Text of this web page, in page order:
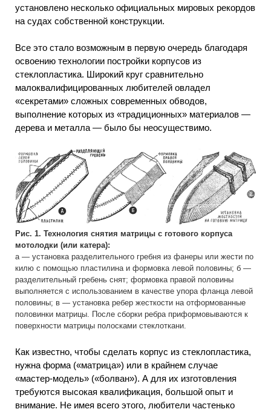
установлено несколько официальных мировых рекордов
на судах собственной конструкции.
Все это стало возможным в первую очередь благодаря
освоению технологии постройки корпусов из
стеклопластика. Широкий круг сравнительно
малоквалифицированных любителей овладел
«секретами» сложных современных обводов,
выполнение которых из «традиционных» материалов —
дерева и металла — было бы неосуществимо.
Рис. 1. Технология снятия матрицы с готового корпуса
мотолодки (или катера):
а — установка разделительного гребня из фанеры или жести по
килю с помощью пластилина и формовка левой половины; б —
разделительный гребень снят; формовка правой половины
выполняется с использованием в качестве упора фланца левой
половины; в — установка ребер жесткости на отформованные
половинки матрицы. После сборки ребра приформовываются к
поверхности матрицы полосками стеклоткани.
Как известно, чтобы сделать корпус из стеклопластика,
нужна форма («матрица») или в крайнем случае
«мастер-модель» («болван»). А для их изготовления
требуются высокая квалификация, большой опыт и
внимание. Не имея всего этого, любители частенько